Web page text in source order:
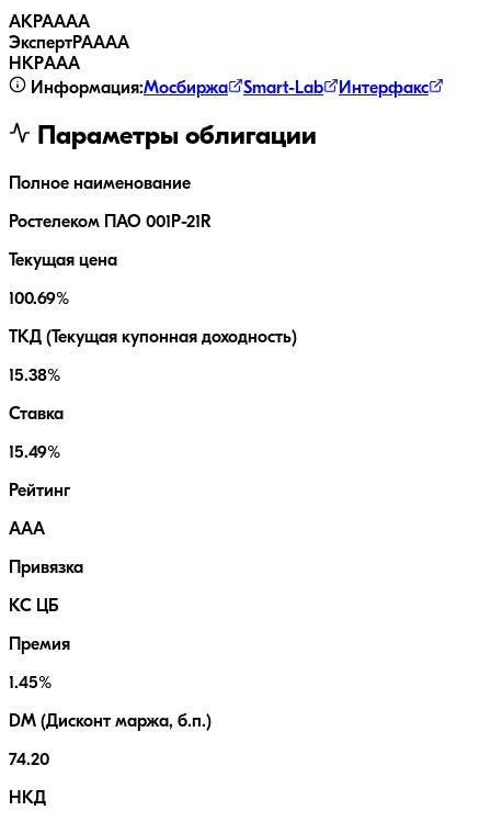
АКРАAAA
ЭкспертРАAAA
НКРAAA
Информация:Мосбиржа Smart-Lab Интерфакс
Параметры облигации
Полное наименование
Ростелеком ПАО 001P-21R
Текущая цена
100.69%
ТКД (Текущая купонная доходность)
15.38%
Ставка
15.49%
Рейтинг
AAA
Привязка
КС ЦБ
Премия
1.45%
DM (Дисконт маржа, б.п.)
74.20
НКД